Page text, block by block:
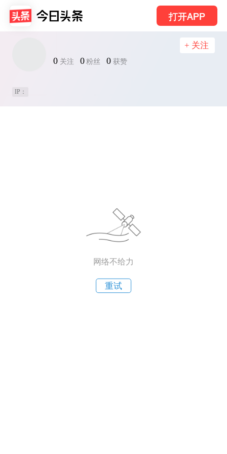
打开APP
0 关注 0 粉丝 0 获赞
+ 关注
IP：
网络不给力
重试